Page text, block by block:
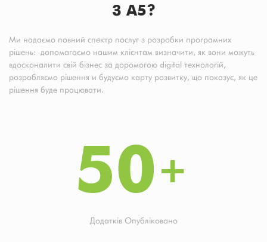
З A5?
Ми надаємо повний спектр послуг з розробки програмних
рішень: допомагаємо нашим клієнтам визначити, як вони можуть
вдосконалити свій бізнес за доромогою digital технологій,
розробляємо рішення и будуємо карту розвитку, що показує, як це
рішення буде працювати.
Додатків Опубліковано
50